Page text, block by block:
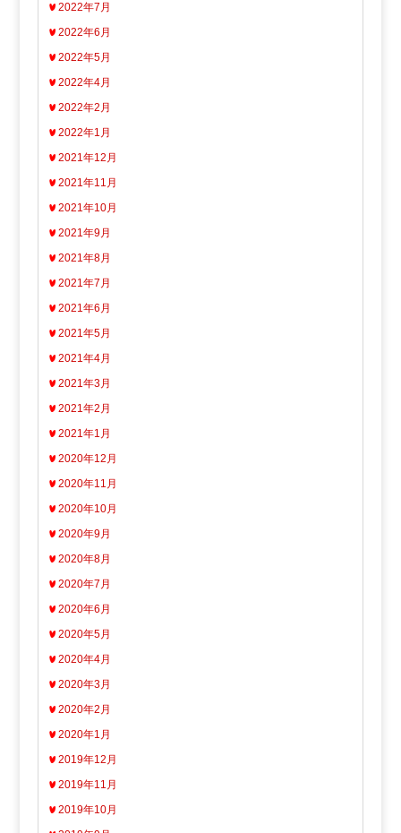
2022年7月
2022年6月
2022年5月
2022年4月
2022年2月
2022年1月
2021年12月
2021年11月
2021年10月
2021年9月
2021年8月
2021年7月
2021年6月
2021年5月
2021年4月
2021年3月
2021年2月
2021年1月
2020年12月
2020年11月
2020年10月
2020年9月
2020年8月
2020年7月
2020年6月
2020年5月
2020年4月
2020年3月
2020年2月
2020年1月
2019年12月
2019年11月
2019年10月